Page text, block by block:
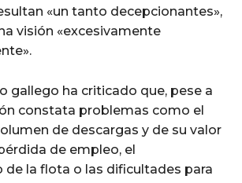
«un tanto decepcionantes»,
visión «excesivamente
gallego ha criticado que, pese a
constata problemas como el
de descargas y de su valor
de empleo, el
de la flota o las dificultades para